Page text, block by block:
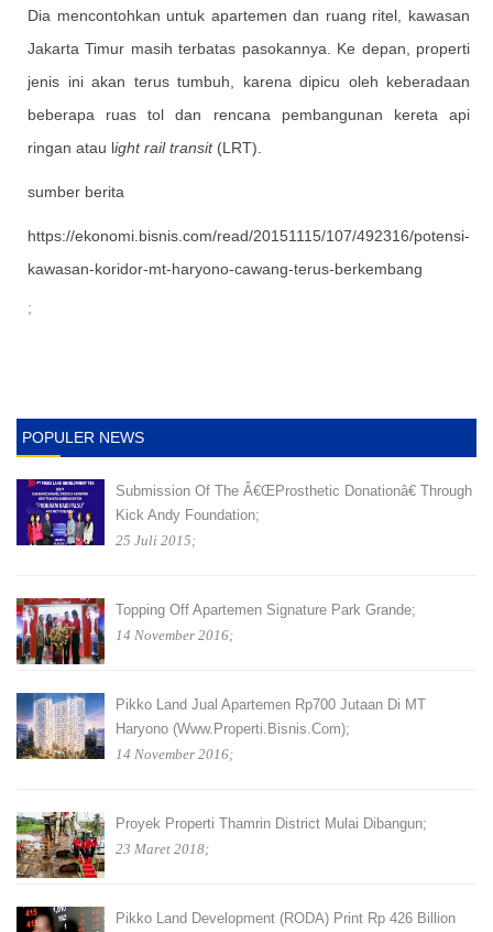
Dia mencontohkan untuk apartemen dan ruang ritel, kawasan
Jakarta Timur masih terbatas pasokannya. Ke depan, properti
jenis ini akan terus tumbuh, karena dipicu oleh keberadaan
beberapa ruas tol dan rencana pembangunan kereta api
ringan atau light rail transit(LRT).
sumber berita
https://ekonomi.bisnis.com/read/20151115/107/492316/potensi-
kawasan-koridor-mt-haryono-cawang-terus-berkembang
;
POPULER NEWS
Submission Of The Â€œProsthetic Donationâ€ Through
Kick Andy Foundation;
25 Juli 2015;
Topping Off Apartemen Signature Park Grande;
14 November 2016;
Pikko Land Jual Apartemen Rp700 Jutaan Di MT
Haryono (www.properti.bisnis.com);
14 November 2016;
Proyek Properti Thamrin District Mulai Dibangun;
23 Maret 2018;
Pikko Land Development (RODA) Print Rp 426 Billion